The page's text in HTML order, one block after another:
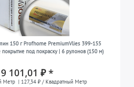
150 г Profhome PremiumVlies 399-155
под покраску | 6 рулонов (150 м)
101,01 ₽ *
Метр | 127,34 ₽ / Квадратный Метр